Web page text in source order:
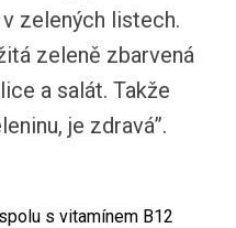
zelených listech.
zeleně zbarvená
a salát. Takže
je zdravá”.
s vitamínem B12